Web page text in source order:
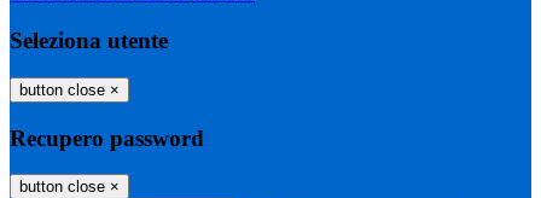
Seleziona utente
button close ×
Recupero password
button close ×